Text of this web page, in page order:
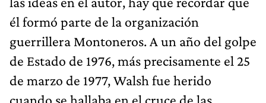
él formó parte de la organización
guerrillera Montoneros. A un año del golpe
de Estado de 1976, más precisamente el 25
de marzo de 1977, Walsh fue herido
cuando se hallaba en el cruce de las